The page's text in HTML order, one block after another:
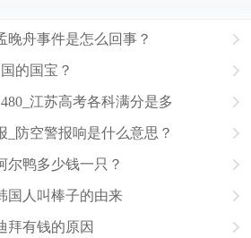
晚舟事件是怎么回事？
的国宝？
江苏高考各科满分是多
_防空警报响是什么意思？
尔鸭多少钱一只？
国人叫棒子的由来
拜有钱的原因